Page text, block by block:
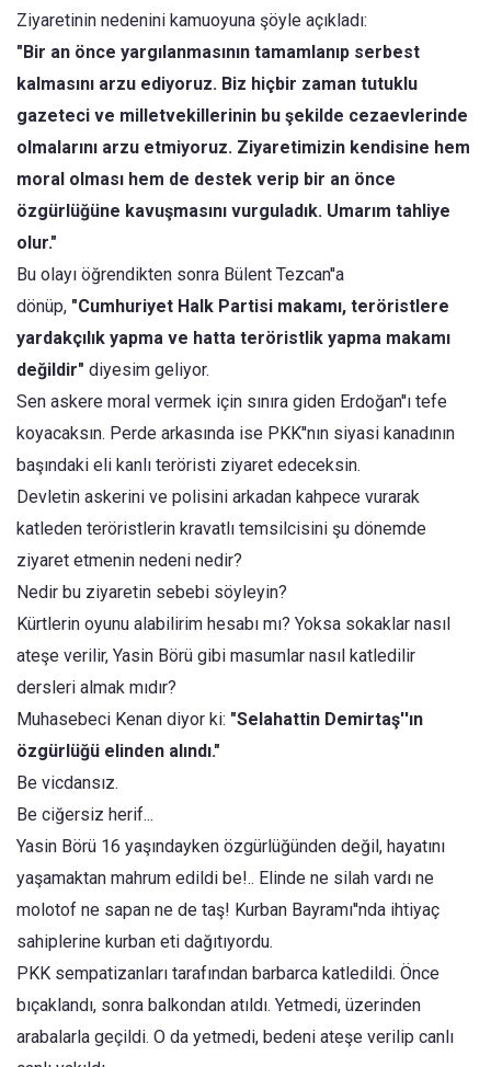
Ziyaretinin nedenini kamuoyuna şöyle açıkladı:
"Bir an önce yargılanmasının tamamlanıp serbest
kalmasını arzu ediyoruz. Biz hiçbir zaman tutuklu
gazeteci ve milletvekillerinin bu şekilde cezaevlerinde
olmalarını arzu etmiyoruz. Ziyaretimizin kendisine hem
moral olması hem de destek verip bir an önce
özgürlüğüne kavuşmasını vurguladık. Umarım tahliye
olur."
Bu olayı öğrendikten sonra Bülent Tezcan''a
dönüp, "Cumhuriyet Halk Partisi makamı, teröristlere
yardakçılık yapma ve hatta teröristlik yapma makamı
değildir" diyesim geliyor.
Sen askere moral vermek için sınıra giden Erdoğan''ı tefe
koyacaksın. Perde arkasında ise PKK''nın siyasi kanadının
başındaki eli kanlı teröristi ziyaret edeceksin.
Devletin askerini ve polisini arkadan kahpece vurarak
katleden teröristlerin kravatlı temsilcisini şu dönemde
ziyaret etmenin nedeni nedir?
Nedir bu ziyaretin sebebi söyleyin?
Kürtlerin oyunu alabilirim hesabı mı? Yoksa sokaklar nasıl
ateşe verilir, Yasin Börü gibi masumlar nasıl katledilir
dersleri almak mıdır?
Muhasebeci Kenan diyor ki: "Selahattin Demirtaş''ın
özgürlüğü elinden alındı."
Be vicdansız.
Be ciğersiz herif...
Yasin Börü 16 yaşındayken özgürlüğünden değil, hayatını
yaşamaktan mahrum edildi be!.. Elinde ne silah vardı ne
molotof ne sapan ne de taş! Kurban Bayramı''nda ihtiyaç
sahiplerine kurban eti dağıtıyordu.
PKK sempatizanları tarafından barbarca katledildi. Önce
bıçaklandı, sonra balkondan atıldı. Yetmedi, üzerinden
arabalarla geçildi. O da yetmedi, bedeni ateşe verilip canlı